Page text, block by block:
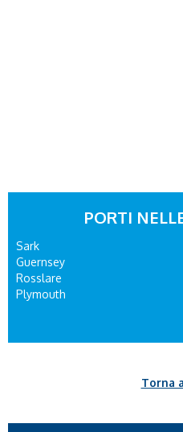
PORTI
Sark
Guernsey
Rosslare
Plymouth
Torna